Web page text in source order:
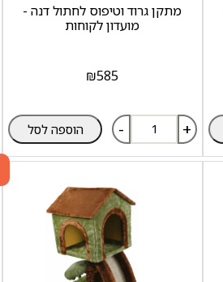
מתקן גרוד וטיפוס לחתול דנה -
מועדון לקוחות
₪585
- + הוספה לסל